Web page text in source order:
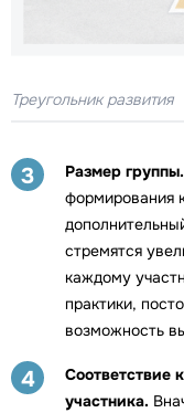
Треугольник развития
3 Размер группы.
формирования
стремятся
каждому
практики,
возможность
4
Соответствие
участника.